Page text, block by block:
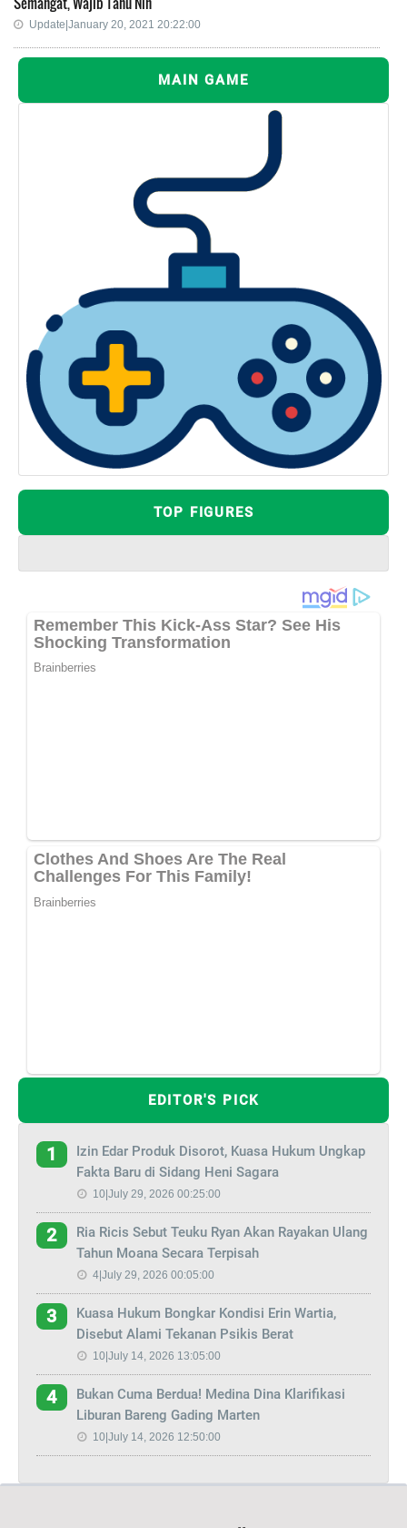
Update|January 20, 2021 20:22:00
MAIN GAME
TOP FIGURES
EDITOR'S PICK
1
Izin Edar Produk Disorot, Kuasa Hukum Ungkap
Fakta Baru di Sidang Heni Sagara
10|July 29, 2026 00:25:00
2
Ria Ricis Sebut Teuku Ryan Akan Rayakan Ulang
Tahun Moana Secara Terpisah
4|July 29, 2026 00:05:00
3
Kuasa Hukum Bongkar Kondisi Erin Wartia,
Disebut Alami Tekanan Psikis Berat
10|July 14, 2026 13:05:00
4
Bukan Cuma Berdua! Medina Dina Klarifikasi
Liburan Bareng Gading Marten
10|July 14, 2026 12:50:00